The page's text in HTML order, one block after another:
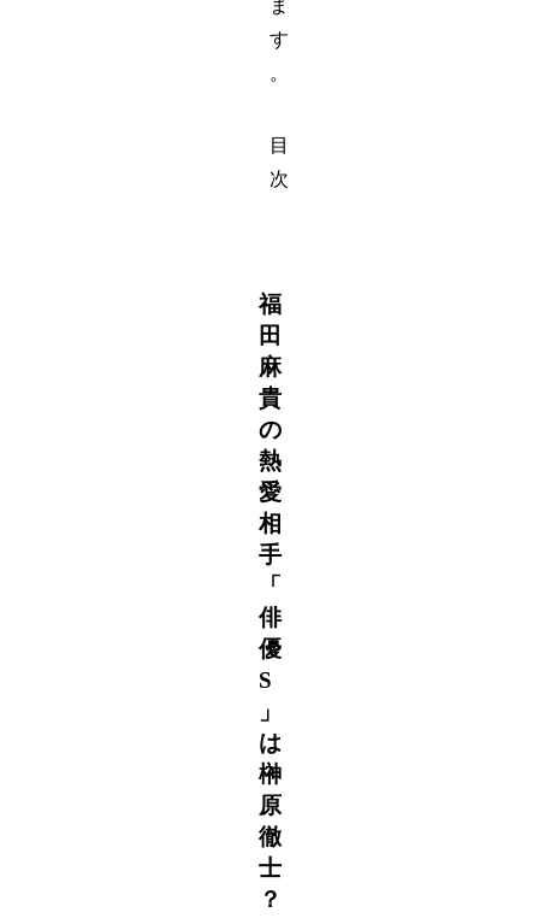
ま
す
。
目
次
福
田
麻
貴
の
熱
愛
相
手
「
俳
優
S
」
は
榊
原
徹
士
？